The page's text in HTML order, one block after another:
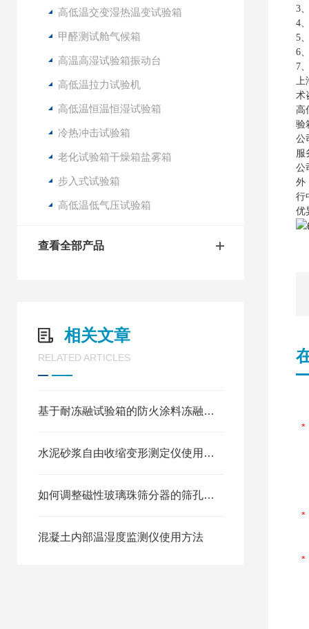
高低温交变湿热温变试验箱
甲醛测试舱气候箱
高温高湿试验箱振动台
高低温拉力试验机
高低温恒温恒湿试验箱
冷热冲击试验箱
老化试验箱干燥箱盐雾箱
步入式试验箱
高低温低气压试验箱
查看全部产品
相关文章
RELATED ARTICLES
基于耐冻融试验箱的防火涂料冻融循环性能测试方法
水泥砂浆自由收缩变形测定仪使用方法
如何调整磁性玻璃珠筛分器的筛孔大小
混凝土内部温湿度监测仪使用方法
3
4
5
6
7
上
术
高
验
公
服
公
外
行
优